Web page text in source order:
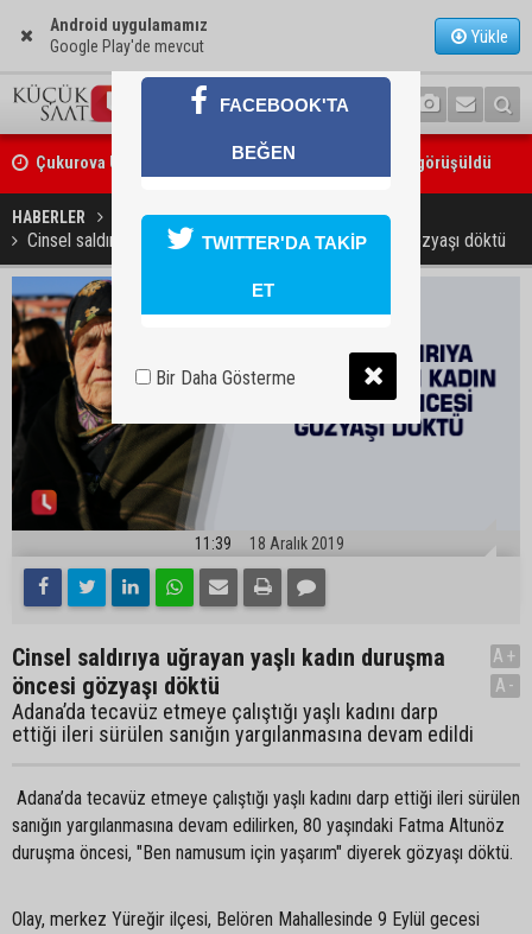
Android uygulamamız
Google Play'de mevcut
Yükle
Çukurova Üniversitesi’nde Ar-Ge ve sanayi iş birliği görüşüldü
Seyhan’da gıda işletmelerine sıkı denetim
HABERLER YAŞAM
Cinsel saldırıya uğrayan yaşlı kadın duruşma öncesi gözyaşı döktü
11:39 18 Aralık 2019
Cinsel saldırıya uğrayan yaşlı kadın duruşma
öncesi gözyaşı döktü
Adana’da tecavüz etmeye çalıştığı yaşlı kadını darp
ettiği ileri sürülen sanığın yargılanmasına devam edildi
A+
A-
Adana’da tecavüz etmeye çalıştığı yaşlı kadını darp ettiği ileri sürülen
sanığın yargılanmasına devam edilirken, 80 yaşındaki Fatma Altunöz
duruşma öncesi, "Ben namusum için yaşarım" diyerek gözyaşı döktü.
Olay, merkez Yüreğir ilçesi, Belören Mahallesinde 9 Eylül gecesi
FACEBOOK'TA
BEĞEN
TWITTER'DA TAKİP
ET
Bir Daha Gösterme